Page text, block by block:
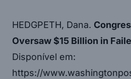
HEDGPETH, Dana.
Oversaw $15 Billion in
Disponível em:
https://